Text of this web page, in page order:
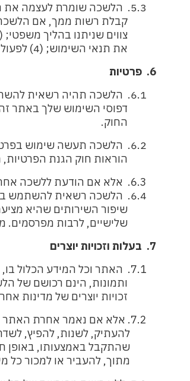
5.3.
הלשכה שומרת לעצמה את
קבלת רשות ממך, אם הלשכה מאמינה בתום לב כי
צווים שניתנו בהליך משפטי; (2) להגן על הזכויות או הקניין של
את תנאי השימוש; (4) לפעול כדי להגן על האינטרסים של חברי הלשכה או של אחרים.
6.
פרטיות
6.1.
הלשכה תהיה רשאית
דפוסי השימוש שלך באתר זה
החוק.
6.2.
הלשכה תעשה שימוש
הוראות חוק הגנת
6.3.
אלא אם הודעת ללשכה
6.4.
הלשכה רשאית להשתמש
שיפור השירותים שהיא מציעה,
שלישיים, לרבות מפרסמים.
7.
בעלות וזכויות יוצרים
7.1.
האתר וכל המידע הכלול בו,
ותמונות, הינם רכושם של הלשכה
זכויות יוצרים של מדינות
7.2. אלא אם נאמר אחרת האתר
להעתיק, לשנות, להפיץ, לשדר,
שהתקבל באמצעותו, באופן חלקי
מתוך, להעביר או למכור כל